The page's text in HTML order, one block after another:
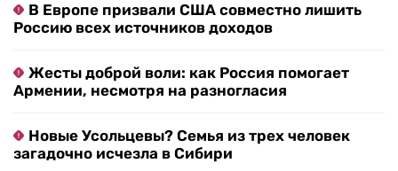
В Европе призвали США совместно лишить
Россию всех источников доходов
Жесты доброй воли: как Россия помогает
Армении, несмотря на разногласия
Новые Усольцевы? Семья из трех человек
загадочно исчезла в Сибири